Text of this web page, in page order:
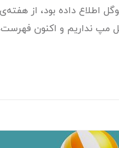
اطلاع داده بود، از
مپ نداریم و اکنون